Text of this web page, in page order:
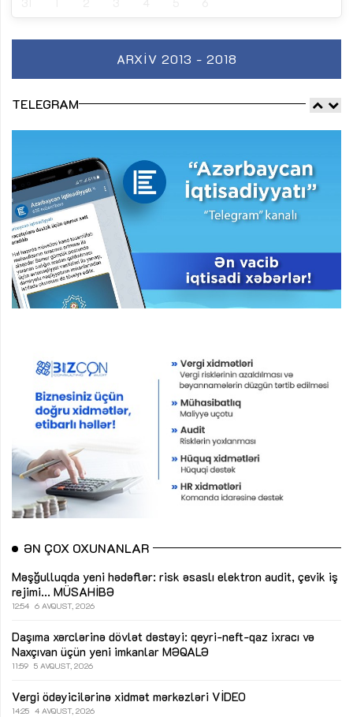
ARXIV 2013 - 2018
TELEGRAM
ƏN ÇOX OXUNANLAR
Məşğulluqda yeni hədəflər: risk əsaslı elektron audit, çevik iş
rejimi... MÜSAHİBƏ
12:54 6 AVQUST, 2026
Daşıma xərclərinə dövlət dəstəyi: qeyri-neft-qaz ixracı və
Naxçıvan üçün yeni imkanlar MƏQALƏ
11:59 5 AVQUST, 2026
Vergi ödəyicilərinə xidmət mərkəzləri VİDEO
14:25 4 AVQUST, 2026